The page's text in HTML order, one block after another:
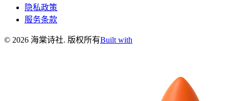
隐私政策
服务条款
© 2026 海棠诗社. 版权所有Built with